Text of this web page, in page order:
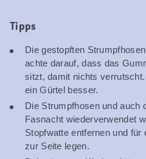
Tipps
Die gestopften
achte darauf, dass das
sitzt, damit nichts
ein Gürtel besser.
Die Strumpfhosen und auch
Fasnacht wiederverwendet
Stopfwatte entfernen und
zur Seite legen.